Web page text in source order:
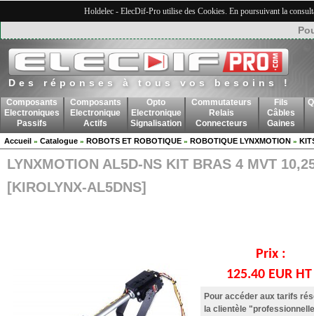
Holdelec - ElecDif-Pro utilise des Cookies. En poursuivant la
Des réponses à tous vos besoins !
Composants
Electroniques
Passifs
Composants
Electronique
Actifs
Opto
Electronique
Signalisation
Commutateurs
Relais
Connecteurs
Fils
Câbles
Gaines
Accueil » Catalogue » ROBOTS ET ROBOTIQUE » ROBOTIQUE LYNXMOTION »
LYNXMOTION AL5D-NS KIT BRAS 4 MVT
[KIROLYNX-AL5DNS]
Prix :
125.40 EUR
Pour accéder aux tarifs
la clientèle